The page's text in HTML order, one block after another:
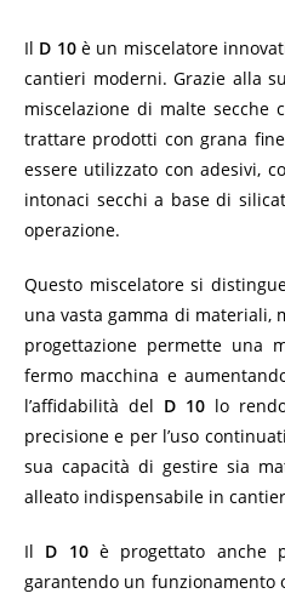
Il D 10è un miscelatore
cantieri moderni. Grazie alla
miscelazione di malte secche
trattare prodotti con grana
essere utilizzato con adesivi,
intonaci secchi a base di
operazione.
Questo miscelatore si
una vasta gamma di materiali,
progettazione permette una
fermo macchina e
l’affidabilità del D 10lo
precisione e per l’uso
sua capacità di gestire sia
alleato indispensabile in
Il D 10è progettato anche
garantendo un funzionamento